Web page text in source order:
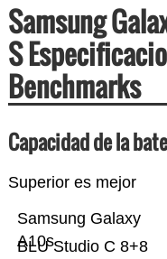
Samsung
S
Benchmarks
Capacidad de la
Superior es mejor
BLU Studio C 8+8
Samsung Galaxy
A10s